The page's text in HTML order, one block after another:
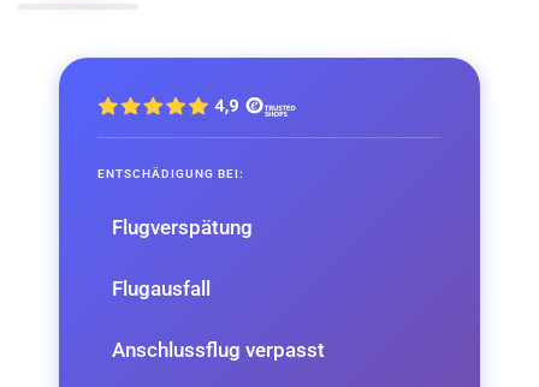
ENTSCHÄDIGUNG BEI:
Flugverspätung
Flugausfall
Anschlussflug verpasst